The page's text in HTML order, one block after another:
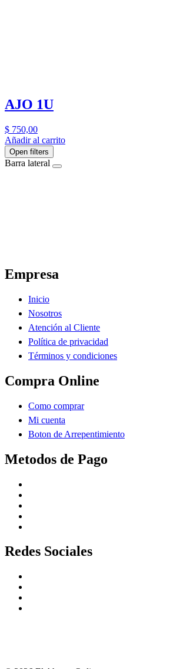
AJO 1U
$ 750,00
Añadir al carrito
Open filters
Barra lateral
Empresa
Inicio
Nosotros
Atención al Cliente
Política de privacidad
Términos y condiciones
Compra Online
Como comprar
Mi cuenta
Boton de Arrepentimiento
Metodos de Pago
Redes Sociales